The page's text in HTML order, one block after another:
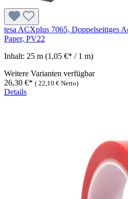
tesa ACXplus 7065, Doppelseitiges
Paper, PV22
Inhalt: 25 m (1,05 €* / 1 m)
Weitere Varianten verfügbar
26,30 €* ( 22,10 € Netto)
Details